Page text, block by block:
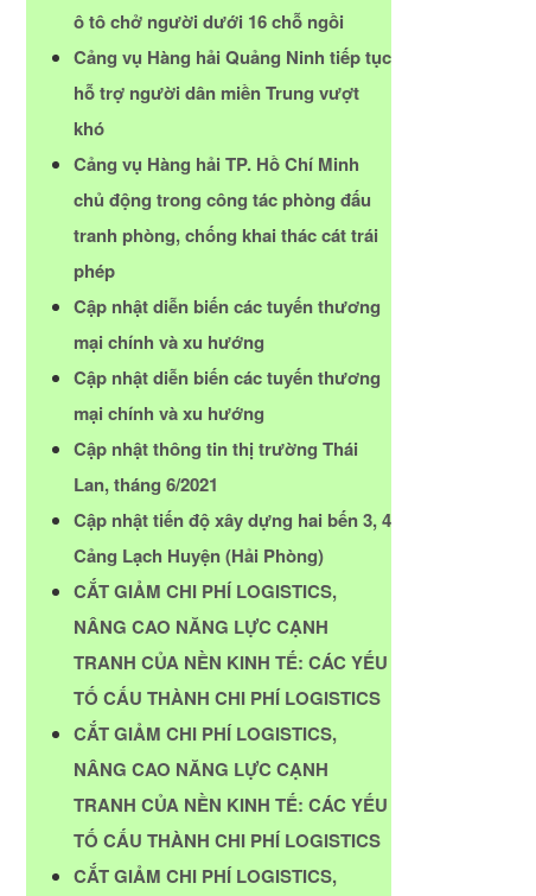
ô tô chở người dưới 16 chỗ ngồi
Cảng vụ Hàng hải Quảng Ninh tiếp tục
hỗ trợ người dân miền Trung vượt
khó
Cảng vụ Hàng hải TP. Hồ Chí Minh
chủ động trong công tác phòng đấu
tranh phòng, chống khai thác cát trái
phép
Cập nhật diễn biến các tuyến thương
mại chính và xu hướng
Cập nhật diễn biến các tuyến thương
mại chính và xu hướng
Cập nhật thông tin thị trường Thái
Lan, tháng 6/2021
Cập nhật tiến độ xây dựng hai bến 3, 4
Cảng Lạch Huyện (Hải Phòng)
CẮT GIẢM CHI PHÍ LOGISTICS,
NÂNG CAO NĂNG LỰC CẠNH
TRANH CỦA NỀN KINH TẾ: CÁC YẾU
TỐ CẤU THÀNH CHI PHÍ LOGISTICS
CẮT GIẢM CHI PHÍ LOGISTICS,
NÂNG CAO NĂNG LỰC CẠNH
TRANH CỦA NỀN KINH TẾ: CÁC YẾU
TỐ CẤU THÀNH CHI PHÍ LOGISTICS
CẮT GIẢM CHI PHÍ LOGISTICS,